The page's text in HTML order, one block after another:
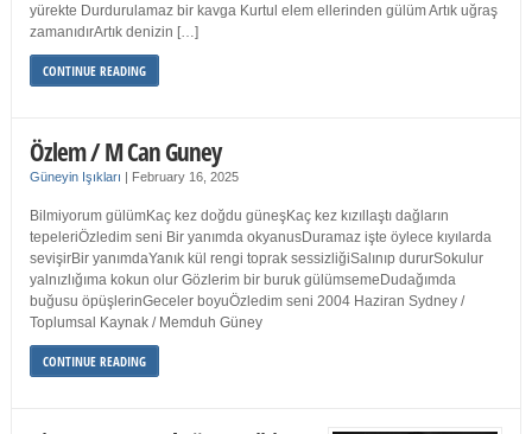
yürekte Durdurulamaz bir kavga Kurtul elem ellerinden gülüm Artık uğraş
zamanıdırArtık denizin […]
CONTINUE READING
Özlem / M Can Guney
Güneyin Işıkları | February 16, 2025
Bilmiyorum gülümKaç kez doğdu güneşKaç kez kızıllaştı dağların
tepeleriÖzledim seni Bir yanımda okyanusDuramaz işte öylece kıyılarda
sevişirBir yanımdaYanık kül rengi toprak sessizliğiSalınıp dururSokulur
yalnızlığıma kokun olur Gözlerim bir buruk gülümsemeDudağımda
buğusu öpüşlerinGeceler boyuÖzledim seni 2004 Haziran Sydney /
Toplumsal Kaynak / Memduh Güney
CONTINUE READING